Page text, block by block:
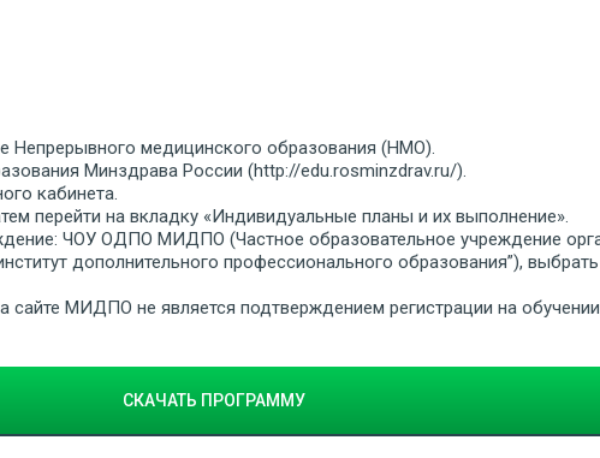
Непрерывного медицинского образования (НМО).
Минздрава России (http://edu.rosminzdrav.ru/).
кабинета.
перейти на вкладку «Индивидуальные планы и их выполнение».
ЧОУ ОДПО МИДПО (Частное образовательное учреждение
дополнительного профессионального образования”),
сайте МИДПО не является подтверждением регистрации на
СКАЧАТЬ ПРОГРАММУ